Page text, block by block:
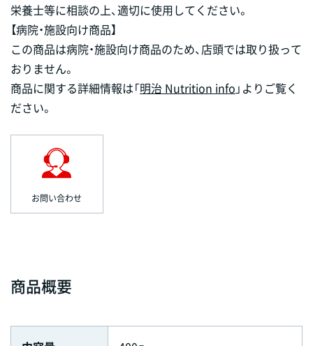
栄養士等に相談の上、適切に使用してください。
【病院・施設向け商品】
この商品は病院・施設向け商品のため、店頭では取り扱って
おりません。
商品に関する詳細情報は「明治 Nutrition info 」よりご覧く
ださい。
お問い合わせ
商品概要